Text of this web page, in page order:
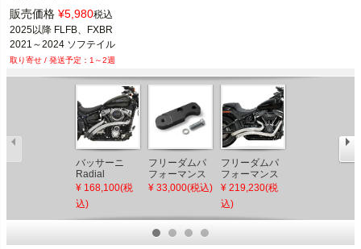
販売価格 ¥5,980税込
2025以降 FLFB、FXBR
2021～2024 ソフテイル
1～2週
バッサーニ
Radial
Sweepers マ
フラー クロー
ム/クロームシ
ールド
¥ 168,100(税
込)
フリーダムパ
フォーマンス
ブレイクアウ
ペグ・リロケ
ーションキッ
¥ 33,000(税込)
フリーダムパ
フォーマンス
シャープカー
ブラディウ
ス・2-2マフラ
ー クローム
¥ 219,230(税
込)
【SALE】ハー
ストマフラー